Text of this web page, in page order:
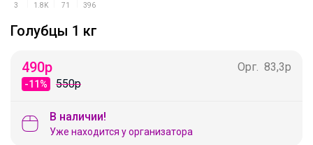
3 1.8K 71 396
Голубцы 1 кг
490р
-11% 550р
Орг. 83,3р
В наличии!
Уже находится у организатора